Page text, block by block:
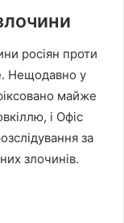
росіян проти
Нещодавно у
майже
і Офіс
за
злочинів.